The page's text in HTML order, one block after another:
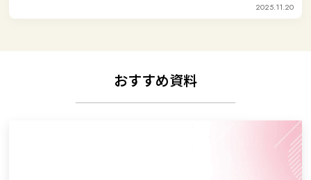
2025.11.20
おすすめ資料